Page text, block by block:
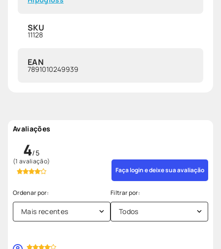
SKU
11128
EAN
7891010249939
Avaliações
4
(1 avaliação)
Faça login e deixe sua avaliação
Mais recentes Todos